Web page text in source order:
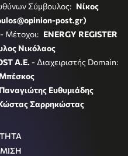
Σύμβουλος: Νίκος
post.gr)
- Μέτοχοι: ENERGY REGISTER
Νικόλαος
A.E. - Διαχειριστής Domain:
Παναγιώτης Ευθυμιάδης
Σαρρηκώστας